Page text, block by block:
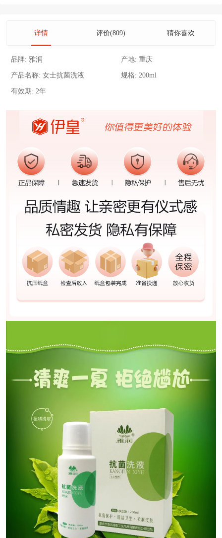
详情 评价(809) 猜你喜欢
品牌: 雅润 产地: 重庆
产品名称: 女士抗菌洗液 规格: 200ml
有效期: 2年